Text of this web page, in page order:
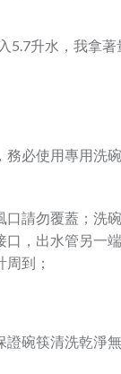
5.7升水，我拿
務必使用專用洗
請勿覆蓋；洗
，出水管另一
到；
碗筷清洗乾淨